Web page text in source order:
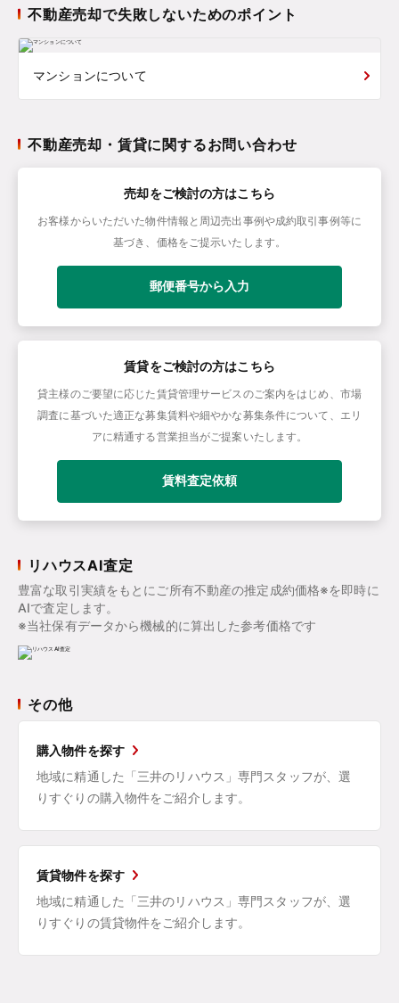
不動産売却で失敗しないためのポイント
マンションについて
不動産売却・賃貸に関するお問い合わせ
売却をご検討の方はこちら
お客様からいただいた物件情報と周辺売出事例や成約取引事例等に
基づき、価格をご提示いたします。
郵便番号から入力
賃貸をご検討の方はこちら
貸主様のご要望に応じた賃貸管理サービスのご案内をはじめ、市場
調査に基づいた適正な募集賃料や細やかな募集条件について、エリ
アに精通する営業担当がご提案いたします。
賃料査定依頼
リハウスAI査定
豊富な取引実績をもとにご所有不動産の推定成約価格※を即時に
AIで査定します。
※当社保有データから機械的に算出した参考価格です
その他
購入物件を探す
地域に精通した「三井のリハウス」専門スタッフが、選
りすぐりの購入物件をご紹介します。
賃貸物件を探す
地域に精通した「三井のリハウス」専門スタッフが、選
りすぐりの賃貸物件をご紹介します。